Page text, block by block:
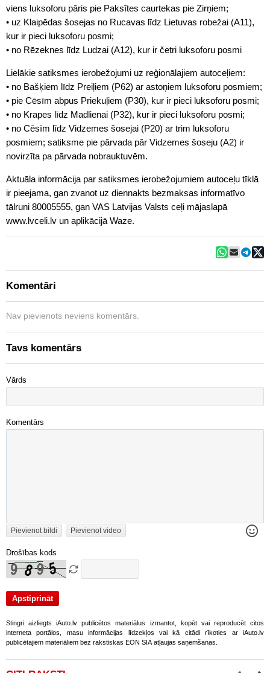
viens luksoforu pāris pie Paksītes caurtekas pie Zirņiem;
• uz Klaipēdas šosejas no Rucavas līdz Lietuvas robežai (A11),
kur ir pieci luksoforu posmi;
• no Rēzeknes līdz Ludzai (A12), kur ir četri luksoforu posmi
Lielākie satiksmes ierobežojumi uz reģionālajiem autoceļiem:
• no Bašķiem līdz Preiļiem (P62) ar astoņiem luksoforu posmiem;
• pie Cēsīm abpus Priekuļiem (P30), kur ir pieci luksoforu posmi;
• no Krapes līdz Madlienai (P32), kur ir pieci luksoforu posmi;
• no Cēsīm līdz Vidzemes šosejai (P20) ar trim luksoforu
posmiem; satiksme pie pārvada pār Vidzemes šoseju (A2) ir
novirzīta pa pārvada nobrauktuvēm.
Aktuāla informācija par satiksmes ierobežojumiem autoceļu tīklā
ir pieejama, gan zvanot uz diennakts bezmaksas informatīvo
tālruni 80005555, gan VAS Latvijas Valsts ceļi mājaslapā
www.lvceli.lv un aplikācijā Waze.
Komentāri
Nav pievienots neviens komentārs.
Tavs komentārs
Vārds
Komentārs
Pievienot bildi Pievienot video
Drošības kods
Stingri aizliegts iAuto.lv publicētos materiālus izmantot, kopēt vai reproducēt citos
interneta portālos, masu informācijas līdzekļos vai kā citādi rīkoties ar iAuto.lv
publicētajiem materiāliem bez rakstiskas EON SIA atļaujas saņemšanas.